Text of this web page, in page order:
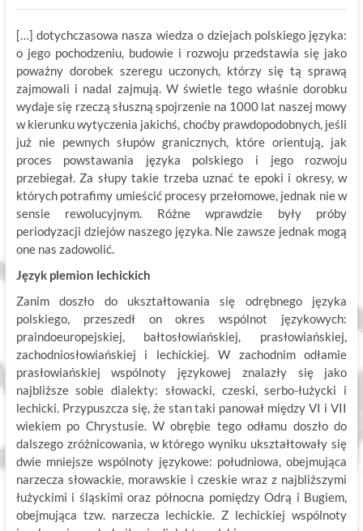
[…] dotychczasowa nasza wiedza o dziejach polskiego języka:
o jego pochodzeniu, budowie i rozwoju przedstawia się jako
poważny dorobek szeregu uczonych, którzy się tą sprawą
zajmowali i nadal zajmują. W świetle tego właśnie dorobku
wydaje się rzeczą słuszną spojrzenie na 1000 lat naszej mowy
w kierunku wytyczenia jakichś, choćby prawdopodobnych, jeśli
już nie pewnych słupów granicznych, które orientują, jak
proces powstawania języka polskiego i jego rozwoju
przebiegał. Za słupy takie trzeba uznać te epoki i okresy, w
których potrafimy umieścić procesy przełomowe, jednak nie w
sensie rewolucyjnym. Różne wprawdzie były próby
periodyzacji dziejów naszego języka. Nie zawsze jednak mogą
one nas zadowolić.
Język plemion lechickich
Zanim doszło do ukształtowania się odrębnego języka
polskiego, przeszedł on okres wspólnot językowych:
praindoeuropejskiej, bałtosłowiańskiej, prasłowiańskiej,
zachodniosłowiańskiej i lechickiej. W zachodnim odłamie
prasłowiańskiej wspólnoty językowej znalazły się jako
najbliższe sobie dialekty: słowacki, czeski, serbo-łużycki i
lechicki. Przypuszcza się, że stan taki panował między VI i VII
wiekiem po Chrystusie. W obrębie tego odłamu doszło do
dalszego zróżnicowania, w którego wyniku ukształtowały się
dwie mniejsze wspólnoty językowe: południowa, obejmująca
narzecza słowackie, morawskie i czeskie wraz z najbliższymi
łużyckimi i śląskimi oraz północna pomiędzy Odrą i Bugiem,
obejmująca tzw. narzecza lechickie. Z lechickiej wspólnoty